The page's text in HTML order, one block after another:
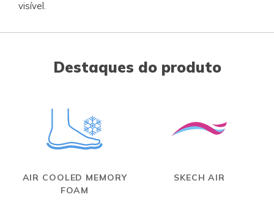
visível.
Destaques do produto
AIR COOLED MEMORY
FOAM
SKECH AIR